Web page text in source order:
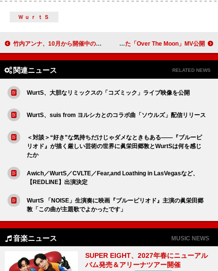
ＷｕｒｔＳ
竹内アンナ、10月から開催中の全国ツアーで披露している新曲「デコレーション」配信決定 TOMORROW X TOGETHER、大きくなる愛を表現した「Over The Moon」MV公開
関連ニュース RELATED NEWS
WurtS、大胆なリミックスの「コズミック」ライブ映像を公開
WurtS、suis from ヨルシカとのコラボ曲「ソウルズ」配信リリース
＜対談＞“好き”な気持ちだけじゃダメなときもある――『ブルーピ
リオド』が描く厳しい芸術の世界に眞栄田郷敦とWurtSは何を感じ
たか
Awich／WurtS／CVLTE／Fear,and Loathing in LasVegasなど、
【REDLINE】出演決定
WurtS 「NOISE」生演奏に映画『ブルーピリオド』主演の眞栄田郷
敦「この曲が主題歌でよかったです」
音楽ニュース MUSIC NEWS
SUPER EIGHT、2027年春にニューアル
バム発売＆アリーナツアー開催